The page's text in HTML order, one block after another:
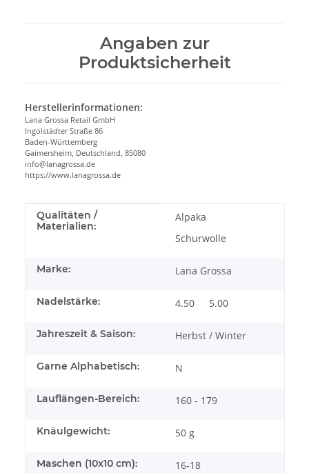
Angaben zur
Produktsicherheit
Herstellerinformationen:
Lana Grossa Retail GmbH
Ingolstädter Straße 86
Baden-Württemberg
Gaimersheim, Deutschland, 85080
info@lanagrossa.de
https://www.lanagrossa.de
Produkteigenschaft
Wert
Qualitäten /
Materialien:
Alpaka
Schurwolle
Marke: Lana Grossa
Nadelstärke: 4.50 5.00
Jahreszeit & Saison: Herbst / Winter
Garne Alphabetisch: N
Lauflängen-Bereich: 160 - 179
Knäulgewicht: 50 g
Maschen (10x10 cm): 16-18